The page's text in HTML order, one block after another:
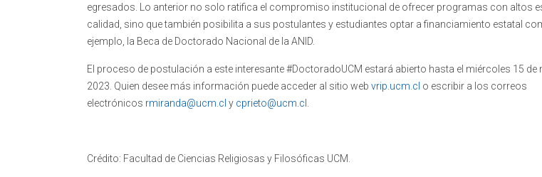
egresados. Lo anterior no solo ratifica el compromiso institucional de ofrecer programas con altos
calidad, sino que también posibilita a sus postulantes y estudiantes optar a financiamiento estatal
ejemplo, la Beca de Doctorado Nacional de la ANID.
El proceso de postulación a este interesante #DoctoradoUCM estará abierto hasta el miércoles 15 de
2023. Quien desee más información puede acceder al sitio web vrip.ucm.cl o escribir a los correos
electrónicos rmiranda@ucm.cl y cprieto@ucm.cl
Crédito: Facultad de Ciencias Religiosas y Filosóficas UCM.